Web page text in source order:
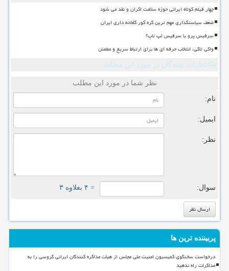
چهار فیلم کوتاه ایرانی حوزه سلامت اکران و نقد می شود
ضعف سیاستگذاری مهم ترین گره کور گلخانه داری ایران
سرفیس پرو یا سرفیس لپ تاپ؟
واکی تاکی، انتخاب حرفه ای ها برای ارتباط سریع و مطمئن
نظرات بینندگان در مورد این مطلب
نظر شما در مورد این مطلب
نام:
ایمیل:
نظر:
سوال: = ۴ بعلاوه ۳
پربیننده ترین ها
درخواست سخنگوی کمیسیون امنیت ملی مجلس از هیأت مذاکره کنندگان ایرانی گروسی را به
مذاکرات راه ندهید